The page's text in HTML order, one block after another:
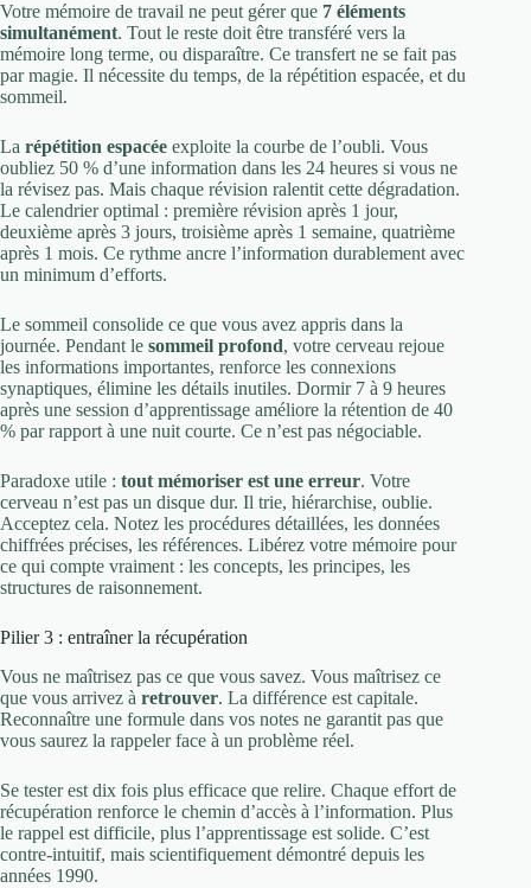
Votre mémoire de travail ne peut gérer que 7 éléments
simultanément. Tout le reste doit être transféré vers la
mémoire long terme, ou disparaître. Ce transfert ne se fait pas
par magie. Il nécessite du temps, de la répétition espacée, et du
sommeil.
La répétition espacée exploite la courbe de l’oubli. Vous
oubliez 50 % d’une information dans les 24 heures si vous ne
la révisez pas. Mais chaque révision ralentit cette dégradation.
Le calendrier optimal : première révision après 1 jour,
deuxième après 3 jours, troisième après 1 semaine, quatrième
après 1 mois. Ce rythme ancre l’information durablement avec
un minimum d’efforts.
Le sommeil consolide ce que vous avez appris dans la
journée. Pendant le sommeil profond, votre cerveau rejoue
les informations importantes, renforce les connexions
synaptiques, élimine les détails inutiles. Dormir 7 à 9 heures
après une session d’apprentissage améliore la rétention de 40
% par rapport à une nuit courte. Ce n’est pas négociable.
Paradoxe utile : tout mémoriser est une erreur. Votre
cerveau n’est pas un disque dur. Il trie, hiérarchise, oublie.
Acceptez cela. Notez les procédures détaillées, les données
chiffrées précises, les références. Libérez votre mémoire pour
ce qui compte vraiment : les concepts, les principes, les
structures de raisonnement.
Pilier 3 : entraîner la récupération
Vous ne maîtrisez pas ce que vous savez. Vous maîtrisez ce
que vous arrivez à retrouver. La différence est capitale.
Reconnaître une formule dans vos notes ne garantit pas que
vous saurez la rappeler face à un problème réel.
Se tester est dix fois plus efficace que relire. Chaque effort de
récupération renforce le chemin d’accès à l’information. Plus
le rappel est difficile, plus l’apprentissage est solide. C’est
contre-intuitif, mais scientifiquement démontré depuis les
années 1990.